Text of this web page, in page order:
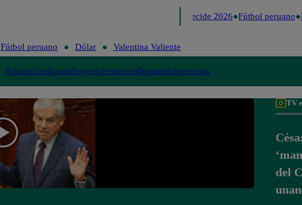
Perú Decide 2026 Fútbol peruano
Fútbol peruano Dólar Valentina Valiente
PolíticaLimaMundoTe ayudoTendenciasDeportesEspectáculos
TV
del